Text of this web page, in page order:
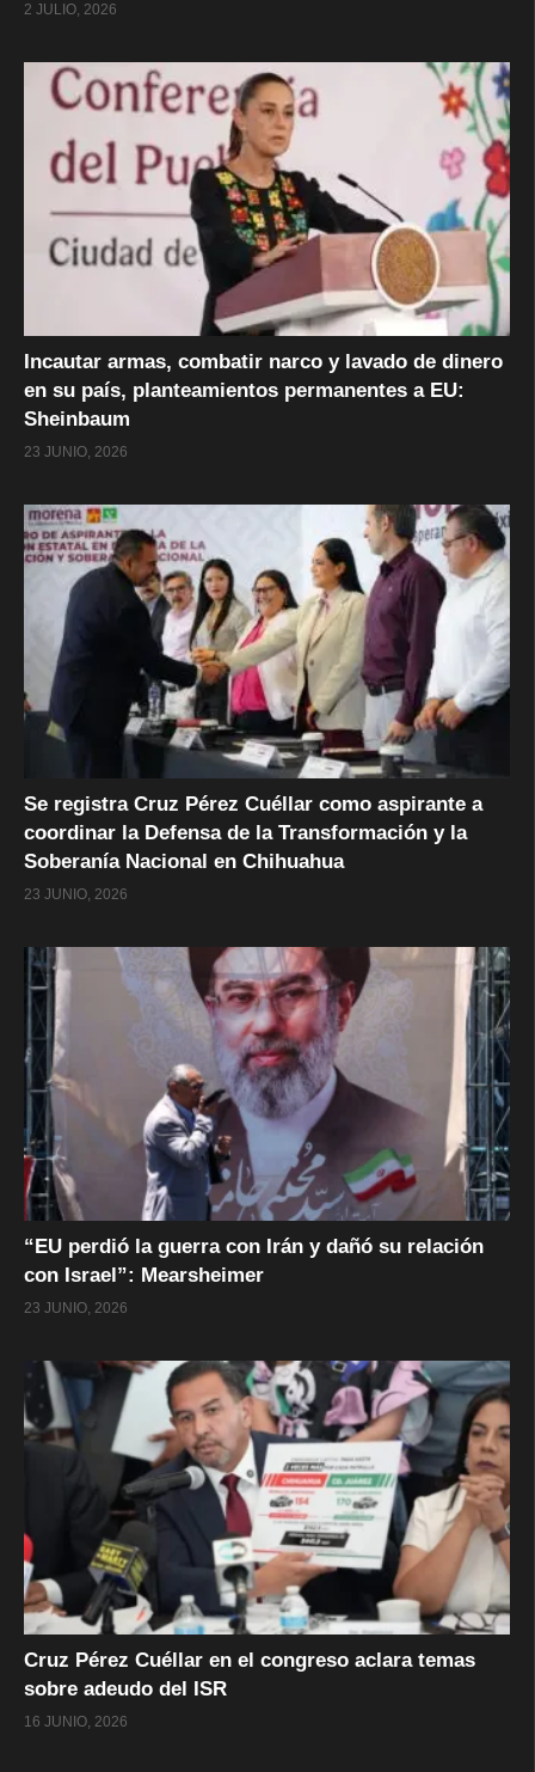
2 JULIO, 2026
Incautar armas, combatir narco y lavado de dinero
en su país, planteamientos permanentes a EU:
Sheinbaum
23 JUNIO, 2026
Se registra Cruz Pérez Cuéllar como aspirante a
coordinar la Defensa de la Transformación y la
Soberanía Nacional en Chihuahua
23 JUNIO, 2026
“EU perdió la guerra con Irán y dañó su relación
con Israel”: Mearsheimer
23 JUNIO, 2026
Cruz Pérez Cuéllar en el congreso aclara temas
sobre adeudo del ISR
16 JUNIO, 2026